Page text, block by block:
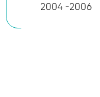
2004 -2006